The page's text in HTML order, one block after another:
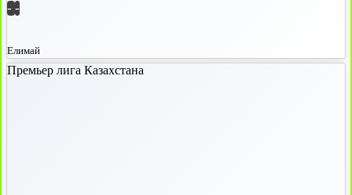
- -
Елимай
Премьер лига Казахстана